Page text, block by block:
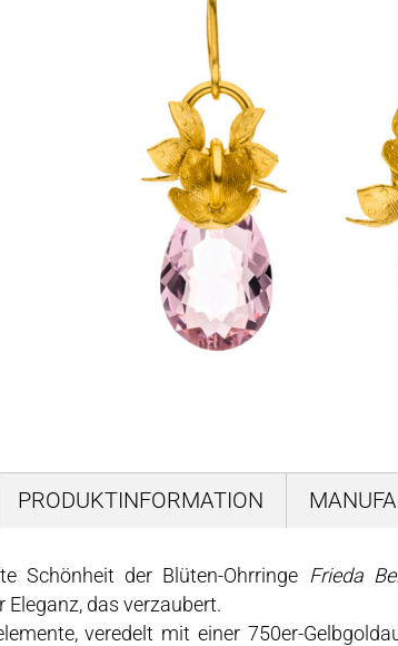
PRODUKTINFORMATION
Schönheit der Blüten-Ohrringe Frieda
das verzaubert.
veredelt mit einer 750er-